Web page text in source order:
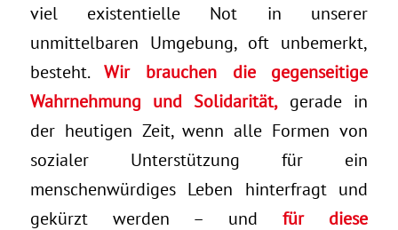
viel existentielle Not in unserer
unmittelbaren Umgebung, oft unbemerkt,
besteht.Wir brauchen die gegenseitige
Wahrnehmung und Solidarität, gerade in
der heutigen Zeit, wenn alle Formen von
sozialer Unterstützung für ein
menschenwürdiges Leben hinterfragt und
gekürzt werden – undfür diese